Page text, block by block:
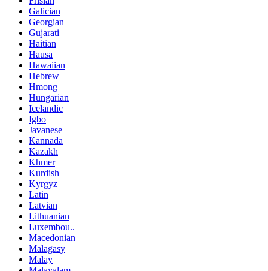
Galician
Georgian
Gujarati
Haitian
Hausa
Hawaiian
Hebrew
Hmong
Hungarian
Icelandic
Igbo
Javanese
Kannada
Kazakh
Khmer
Kurdish
Kyrgyz
Latin
Latvian
Lithuanian
Luxembou..
Macedonian
Malagasy
Malay